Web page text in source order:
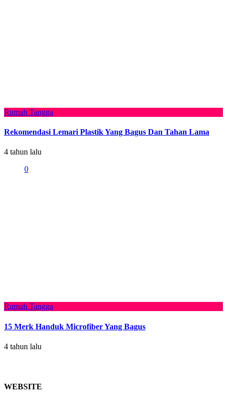
Rumah Tangga
Rekomendasi Lemari Plastik Yang Bagus Dan Tahan Lama
4 tahun lalu
0
Rumah Tangga
15 Merk Handuk Microfiber Yang Bagus
4 tahun lalu
WEBSITE